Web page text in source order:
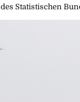
des Statistischen